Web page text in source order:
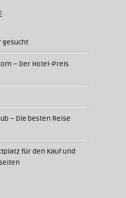
gesucht
– Der Hotel-Preis
– Die besten Reise
für den Kauf und